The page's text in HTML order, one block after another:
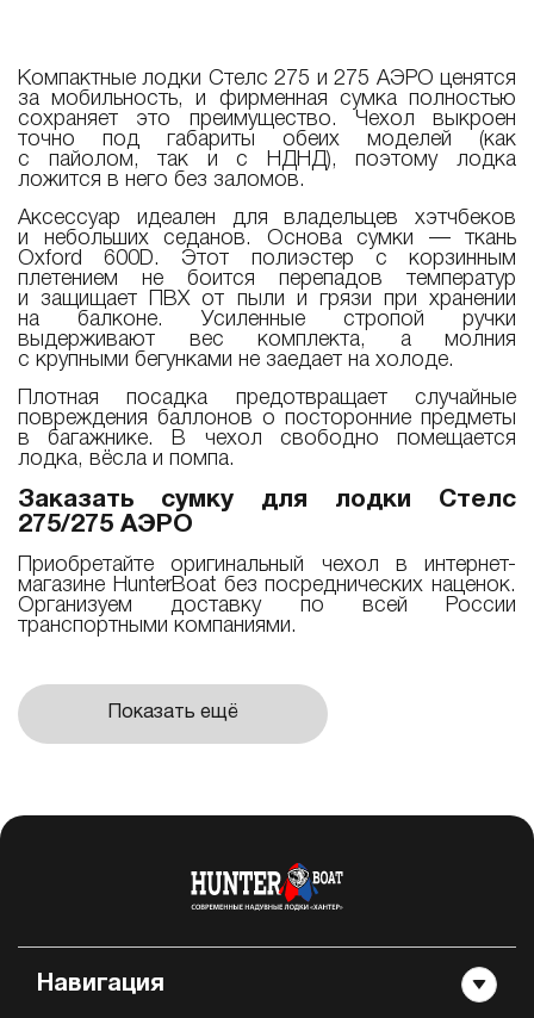
Компактные лодки Стелс 275 и 275 АЭРО ценятся
за мобильность, и фирменная сумка полностью
сохраняет это преимущество. Чехол выкроен
точно под габариты обеих моделей (как
с пайолом, так и с НДНД), поэтому лодка
ложится в него без заломов.
Аксессуар идеален для владельцев хэтчбеков
и небольших седанов. Основа сумки — ткань
Oxford 600D. Этот полиэстер с корзинным
плетением не боится перепадов температур
и защищает ПВХ от пыли и грязи при хранении
на балконе. Усиленные стропой ручки
выдерживают вес комплекта, а молния
с крупными бегунками не заедает на холоде.
Плотная посадка предотвращает случайные
повреждения баллонов о посторонние предметы
в багажнике. В чехол свободно помещается
лодка, вёсла и помпа.
Заказать сумку для лодки Стелс
275/275 АЭРО
Приобретайте оригинальный чехол в интернет-
магазине HunterBoat без посреднических наценок.
Организуем доставку по всей России
транспортными компаниями.
Показать ещё
Навигация